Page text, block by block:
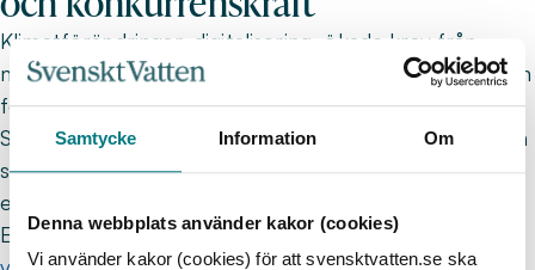
Samtycke Information Om
Denna webbplats använder kakor (cookies)
Vi använder kakor (cookies) för att svensktvatten.se ska
Klimatförändringar, digitalisering, ökade krav från
medborgare och en mer komplex geopolitisk situation
förändrar snabbt förutsättningarna för VA-sektorn.
Samtidigt pekar mycket på att säker tillgång till vatten
stärker produktivitet, hållbar utveckling och
ekonomisk tillväxt.
EU driver dessutom på utvecklingen förökad